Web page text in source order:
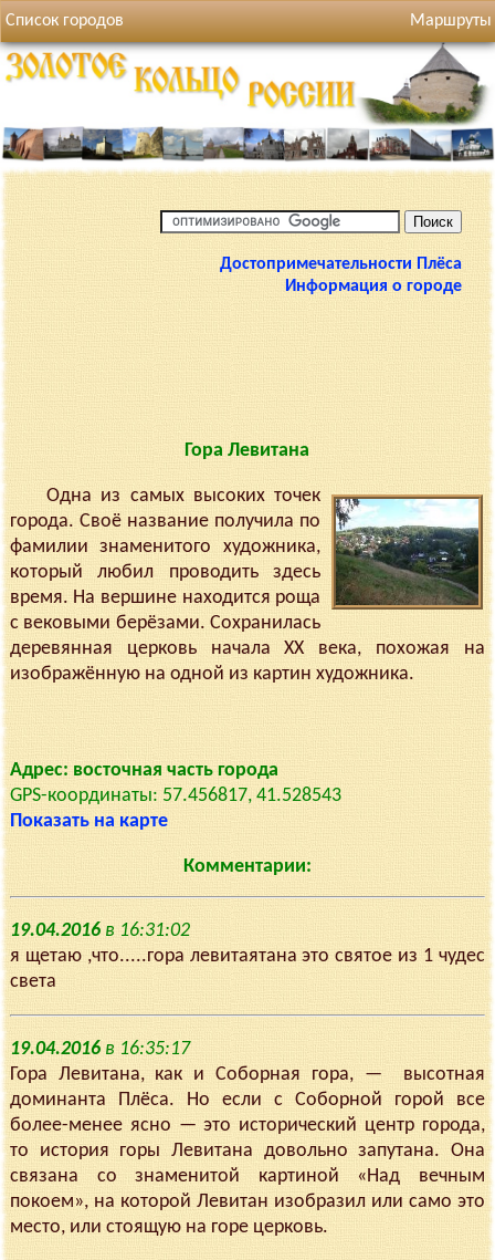
Список городов Маршруты
Достопримечательности Плёса
Информация о городе
Гора Левитана
Одна из самых высоких точек
города. Своё название получила по
фамилии знаменитого художника,
который любил проводить здесь
время. На вершине находится роща
с вековыми берёзами. Сохранилась
деревянная церковь начала XX века, похожая на
изображённую на одной из картин художника.
Адрес: восточная часть города
GPS-координаты: 57.456817, 41.528543
Показать на карте
Комментарии:
19.04.2016в 16:31:02
я щетаю ,что.....гора левитаятана это святое из 1 чудес
света
19.04.2016в 16:35:17
Гора Левитана, как и Соборная гора, — высотная
доминанта Плёса. Но если с Соборной горой все
более-менее ясно — это исторический центр города,
то история горы Левитана довольно запутана. Она
связана со знаменитой картиной «Над вечным
покоем», на которой Левитан изобразил или само это
место, или стоящую на горе церковь.